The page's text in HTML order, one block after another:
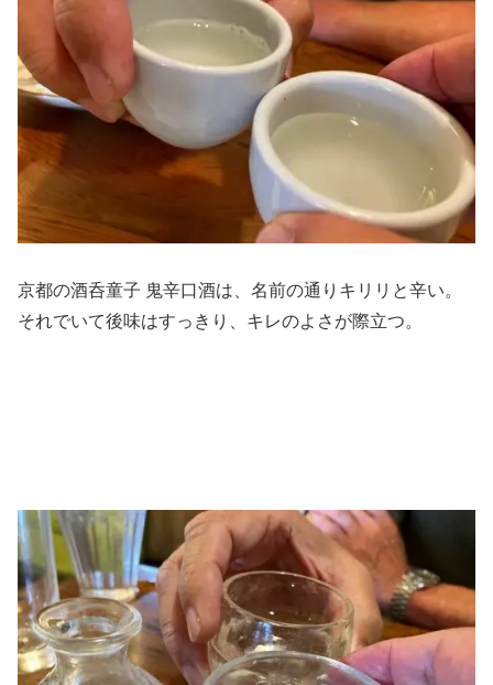
京都の酒呑童子 鬼辛口酒は、名前の通りキリリと辛い。
それでいて後味はすっきり、キレのよさが際立つ。